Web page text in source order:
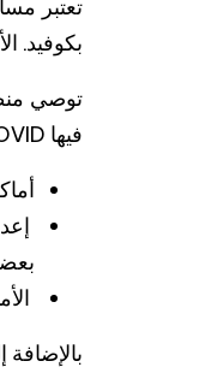
بكوفيد.
توصي
فيها COVID بسرعة وسهولة: